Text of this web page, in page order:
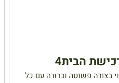
הבית4
בצורה פשוטה וברורה עם כל